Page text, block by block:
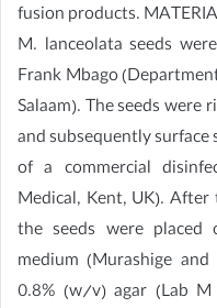
fusion products.
M. lanceolata seeds
Frank Mbago
Salaam). The seeds
and subsequently
of a commercial
Medical, Kent, UK).
the seeds were placed
medium (Murashige
0.8% (w/v) agar (Lab